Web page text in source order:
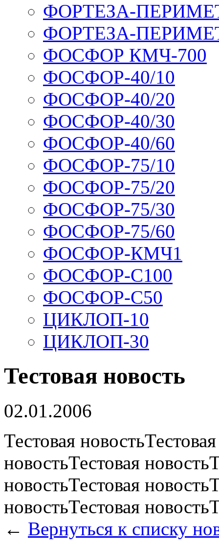
ФОРТЕЗА-
ФОРТЕЗА-
ФОСФОР КМЧ-700
ФОСФОР-40/10
ФОСФОР-40/20
ФОСФОР-40/30
ФОСФОР-40/60
ФОСФОР-75/10
ФОСФОР-75/20
ФОСФОР-75/30
ФОСФОР-75/60
ФОСФОР-КМЧ1
ФОСФОР-С100
ФОСФОР-С50
ЦИКЛОП-10
ЦИКЛОП-30
Тестовая новость
02.01.2006
Тестовая
новостьТестовая
новостьТестовая
новостьТестовая
← Вернуться к списку